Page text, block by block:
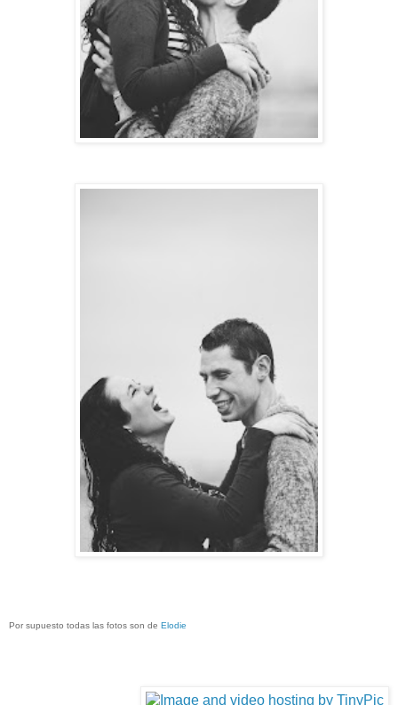
Por supuesto todas las fotos son de Elodie